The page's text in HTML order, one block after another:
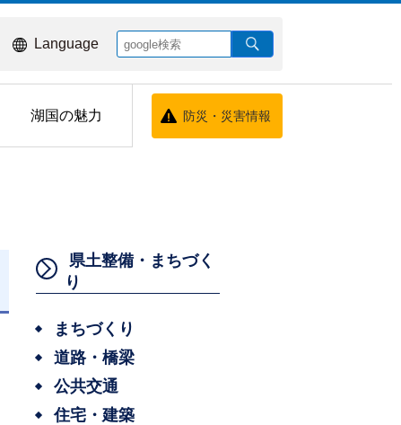
Language
湖国の魅力 防災・災害情報
県土整備・まちづく
り
まちづくり
道路・橋梁
公共交通
住宅・建築